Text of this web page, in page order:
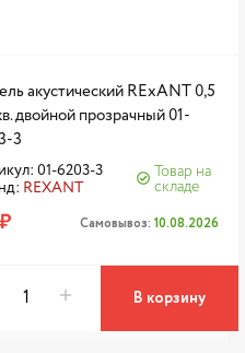
акустический RExANT 0,5
двойной прозрачный 01-
3
01-6203-3
REXANT
Товар на
складе
Самовывоз: 10.08.2026
В корзину